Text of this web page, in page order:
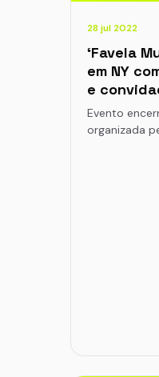
28 jul 2022
‘Favela
em NY
e
Evento
organizada